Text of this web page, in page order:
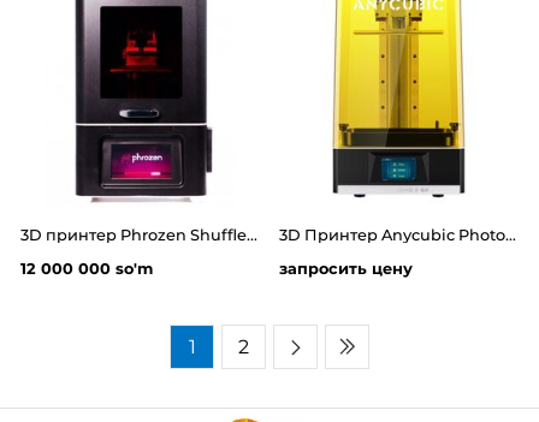
3D принтер Phrozen Shuffle 4K
12 000 000 so'm
3D Принтер Anycubic Photon Mono X 6k 9.25
запросить цену
1 2